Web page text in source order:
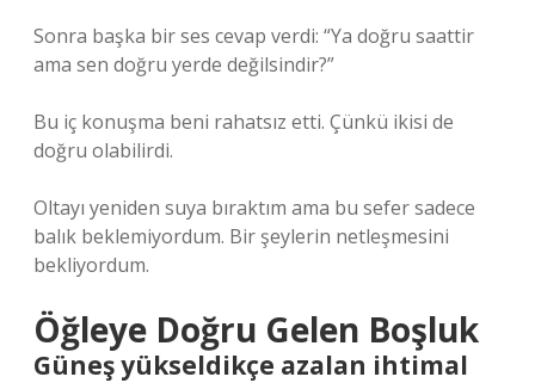
Sonra başka bir ses cevap verdi: “Ya doğru saattir
ama sen doğru yerde değilsindir?”
Bu iç konuşma beni rahatsız etti. Çünkü ikisi de
doğru olabilirdi.
Oltayı yeniden suya bıraktım ama bu sefer sadece
balık beklemiyordum. Bir şeylerin netleşmesini
bekliyordum.
Öğleye Doğru Gelen Boşluk
Güneş yükseldikçe azalan ihtimal